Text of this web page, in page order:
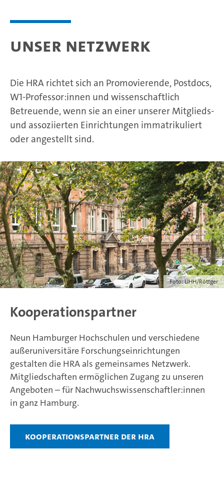
Unser Netzwerk
Die HRA richtet sich an Promovierende, Postdocs,
W1-Professor:innen und wissenschaftlich
Betreuende, wenn sie an einer unserer Mitglieds-
und assoziierten Einrichtungen immatrikuliert
oder angestellt sind.
Foto: UHH/Röttger
Kooperationspartner
Neun Hamburger Hochschulen und verschiedene
außeruniversitäre Forschungseinrichtungen
gestalten die HRA als gemeinsames Netzwerk.
Mitgliedschaften ermöglichen Zugang zu unseren
Angeboten – für Nachwuchswissenschaftler:innen
in ganz Hamburg.
Kooperationspartner der HRA